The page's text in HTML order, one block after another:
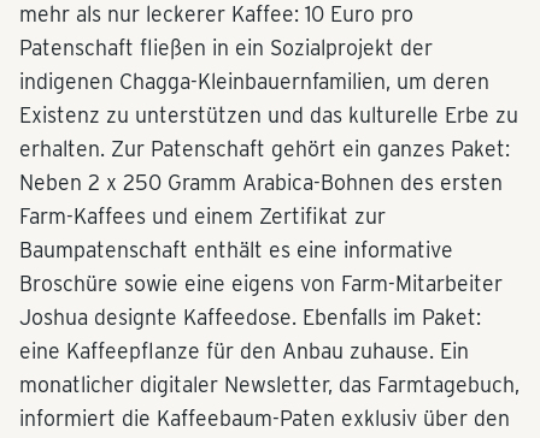
mehr als nur leckerer Kaffee: 10 Euro pro
Patenschaft fließen in ein Sozialprojekt der
indigenen Chagga-Kleinbauernfamilien, um deren
Existenz zu unterstützen und das kulturelle Erbe zu
erhalten. Zur Patenschaft gehört ein ganzes Paket:
Neben 2 x 250 Gramm Arabica-Bohnen des ersten
Farm-Kaffees und einem Zertifikat zur
Baumpatenschaft enthält es eine informative
Broschüre sowie eine eigens von Farm-Mitarbeiter
Joshua designte Kaffeedose. Ebenfalls im Paket:
eine Kaffeepflanze für den Anbau zuhause. Ein
monatlicher digitaler Newsletter, das Farmtagebuch,
informiert die Kaffeebaum-Paten exklusiv über den